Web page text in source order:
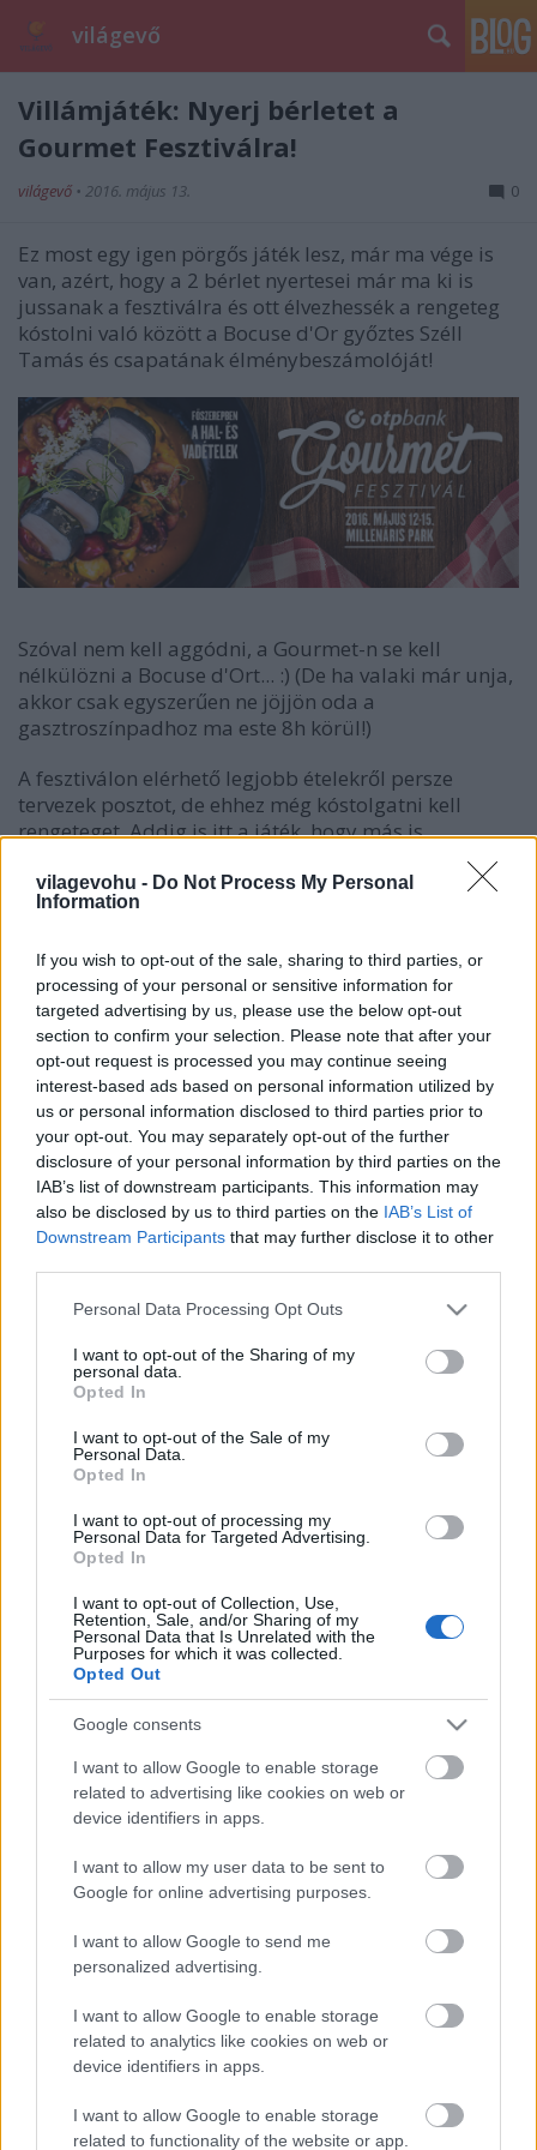
vilagevohu - Do Not Process My Personal
Information
If you wish to opt-out of the sale, sharing to third parties, or
processing of your personal or sensitive information for
targeted advertising by us, please use the below opt-out
section to confirm your selection. Please note that after your
opt-out request is processed you may continue seeing
interest-based ads based on personal information utilized by
us or personal information disclosed to third parties prior to
your opt-out. You may separately opt-out of the further
disclosure of your personal information by third parties on the
IAB’s list of downstream participants. This information may
also be disclosed by us to third parties on the IAB’s List of
Downstream Participants that may further disclose it to other
Please note that this website/app uses one or more Google
not limited to your visit or usage behaviour. You may click to
grant or deny consent to Google and its third-party tags to
use your data for below specified purposes in below Google
consent section.
Personal Data Processing Opt Outs
I want to opt-out of the Sharing of my
personal data.
Opted In
I want to opt-out of the Sale of my
Personal Data.
Opted In
I want to opt-out of processing my
Personal Data for Targeted Advertising.
Opted In
I want to opt-out of Collection, Use,
Retention, Sale, and/or Sharing of my
Personal Data that Is Unrelated with the
Purposes for which it was collected.
Opted Out
Google consents
I want to allow Google to enable storage
related to advertising like cookies on web or
device identifiers in apps.
I want to allow my user data to be sent to
Google for online advertising purposes.
I want to allow Google to send me
personalized advertising.
I want to allow Google to enable storage
related to analytics like cookies on web or
device identifiers in apps.
I want to allow Google to enable storage
related to functionality of the website or app.
világevő
Villámjáték: Nyerj bérletet a
Gourmet Fesztiválra!
világevő • 2016. május 13. 0
Ez most egy igen pörgős játék lesz, már ma vége is
van, azért, hogy a 2 bérlet nyertesei már ma ki is
jussanak a fesztiválra és ott élvezhessék a rengeteg
kóstolni való között a Bocuse d'Or győztes Széll
Tamás és csapatának élménybeszámolóját!
Szóval nem kell aggódni, a Gourmet-n se kell
nélkülözni a Bocuse d'Ort... :) (De ha valaki már unja,
akkor csak egyszerűen ne jöjjön oda a
gasztroszínpadhoz ma este 8h körül!)
A fesztiválon elérhető legjobb ételekről persze
tervezek posztot, de ehhez még kóstolgatni kell
rengeteget. Addig is itt a játék, hogy más is
Nyeremény: 2 x 1 bérlet a Gourmet Fesztiválra
teljes időtartamra érvényes)
A feladat:
- Nevezz meg egy kiállítót és egy fellépőt a
Gasztroszínpadról az idei Gourmet
Fesztivál programjából!
- Miért szeretnél kimenni a Gourmet Fesztiválra?
- Hogy hívják Széll Tamás commis-ját?
A megfejtéseket emailben várom
a tárgy mező az, hogy 'Gourmet Fesztivál', a levélben
pedig - a válaszokon kívül - a neved és a
telefonszámod.
(a győzteseket emailben értesítem, a helyszínen
megkapják a részletes infót).
a Facebookon!
Címkék:játék programajánló nyeremény
nyereményjáték gourmet fesztivál
Ajánlott bejegyzések:
A világ talán legjobb kínai étterme...
Mennyibe kerülnek a legjobb
éttermeink?
BREAKING: Itt vannak Európa legjobb